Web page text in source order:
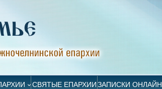
СВЯТЫЕ ЕПАРХИИЗАПИСКИ ОНЛАЙН